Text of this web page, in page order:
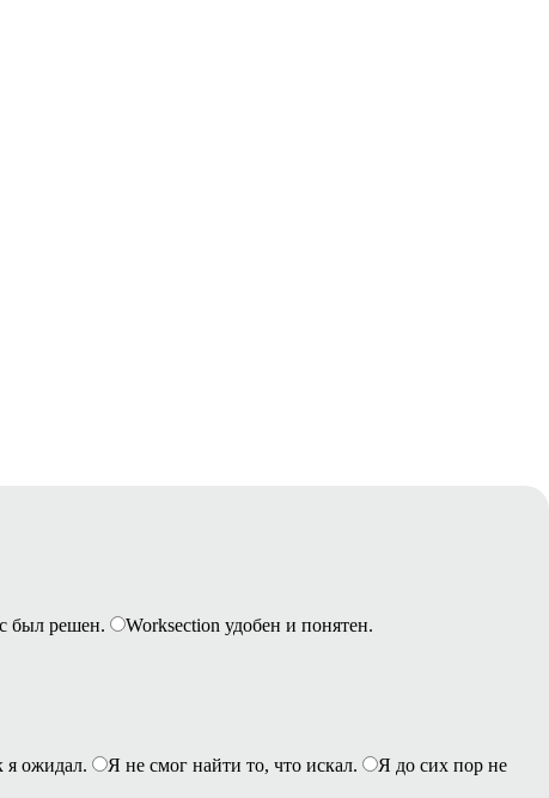
был решен. Worksection удобен и понятен.
я ожидал. Я не смог найти то, что искал.
Я до сих пор не